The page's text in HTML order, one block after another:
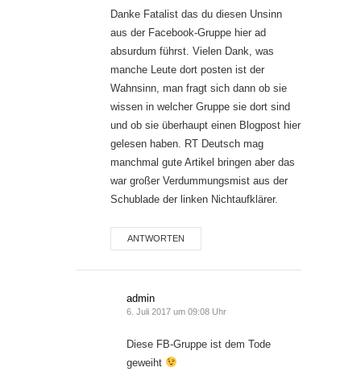
Danke Fatalist das du diesen Unsinn
aus der Facebook-Gruppe hier ad
absurdum führst. Vielen Dank, was
manche Leute dort posten ist der
Wahnsinn, man fragt sich dann ob sie
wissen in welcher Gruppe sie dort sind
und ob sie überhaupt einen Blogpost hier
gelesen haben. RT Deutsch mag
manchmal gute Artikel bringen aber das
war großer Verdummungsmist aus der
Schublade der linken Nichtaufklärer.
ANTWORTEN
admin
6. Juli 2017 um 09:08 Uhr
Diese FB-Gruppe ist dem Tode
geweiht